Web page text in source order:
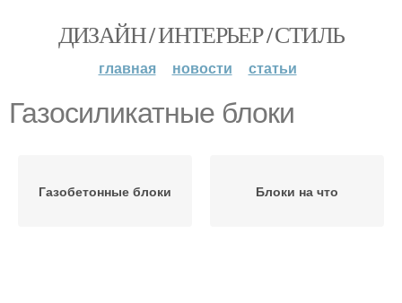
ДИЗАЙН / ИНТЕРЬЕР / СТИЛЬ
главная новости статьи
Газосиликатные блоки
Газобетонные блоки Блоки на что